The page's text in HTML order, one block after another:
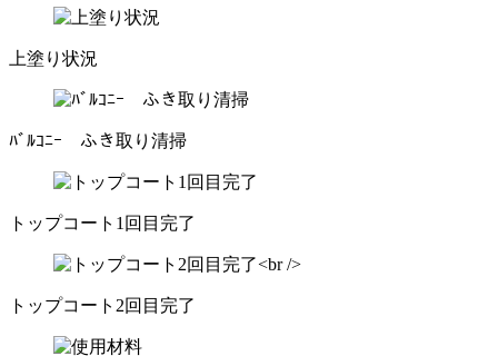
上塗り状況
ﾊﾞﾙｺﾆｰ ふき取り清掃
トップコート1回目完了
トップコート2回目完了